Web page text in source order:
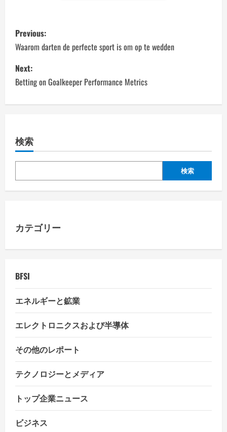
P
o
s
t
a
v
i
a
o
n
Previous:
Waarom darten de perfecte sport is om op te wedden
Next:
Betting on Goalkeeper Performance Metrics
検索
検索
カテゴリー
BFSI
エネルギーと鉱業
エレクトロニクスおよび半導体
その他のレポート
テクノロジーとメディア
トップ企業ニュース
ビジネス